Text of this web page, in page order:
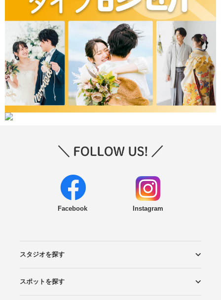
Facebook Instagram
スタジオを探す
エリアから探す
こだわりから探す
NEW PHOTO STYLE
プランから探す
フォトタイプ診断
フォトグラファーから探す
国内リゾートから探す
スポットを探す